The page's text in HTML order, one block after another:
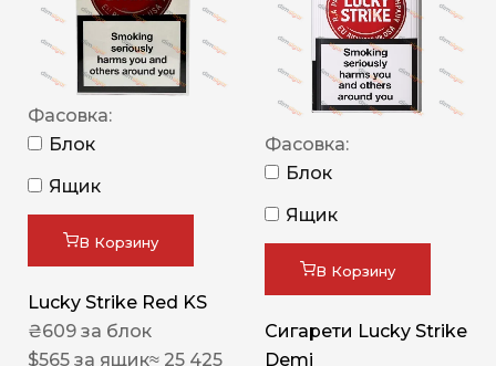
Фасовка:
Блок
Ящик
В Корзину
Lucky Strike Red KS
₴609 за блок
$565 за ящик≈ 25 425
Фасовка:
Блок
Ящик
В Корзину
Сигарети Lucky Strike
Demi